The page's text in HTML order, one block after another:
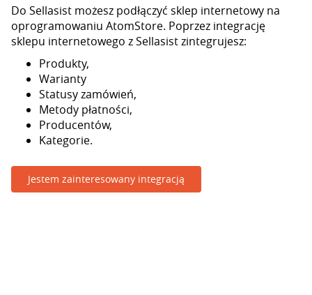
Do Sellasist możesz podłączyć sklep internetowy na
oprogramowaniu AtomStore. Poprzez integrację
sklepu internetowego z Sellasist zintegrujesz:
Produkty,
Warianty
Statusy zamówień,
Metody płatności,
Producentów,
Kategorie.
Jestem zainteresowany integracją